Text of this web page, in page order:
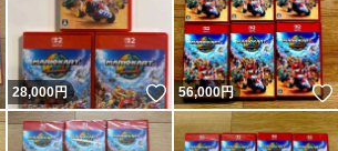
いいね！
28,000円 いいね！
56,000円